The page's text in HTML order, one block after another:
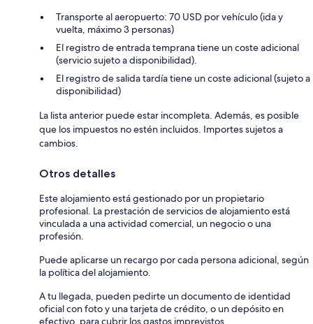
Transporte al aeropuerto: 70 USD por vehículo (ida y
vuelta, máximo 3 personas)
El registro de entrada temprana tiene un coste adicional
(servicio sujeto a disponibilidad).
El registro de salida tardía tiene un coste adicional (sujeto a
disponibilidad)
La lista anterior puede estar incompleta. Además, es posible
que los impuestos no estén incluidos. Importes sujetos a
cambios.
Otros detalles
Este alojamiento está gestionado por un propietario
profesional. La prestación de servicios de alojamiento está
vinculada a una actividad comercial, un negocio o una
profesión.
Puede aplicarse un recargo por cada persona adicional, según
la política del alojamiento.
A tu llegada, pueden pedirte un documento de identidad
oficial con foto y una tarjeta de crédito, o un depósito en
efectivo, para cubrir los gastos imprevistos.